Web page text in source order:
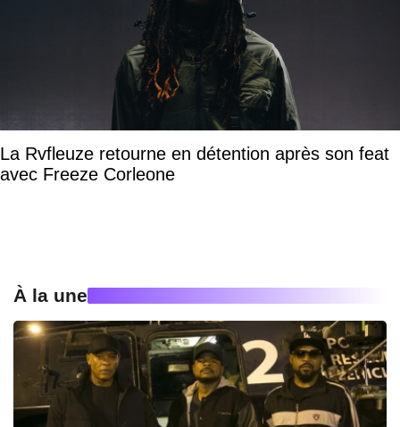
La Rvfleuze retourne en détention après son feat
avec Freeze Corleone
À la une